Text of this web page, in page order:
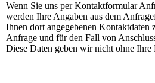
Wenn Sie uns per Kontaktformular
werden Ihre Angaben aus dem
Ihnen dort angegebenen Kontaktdaten
Anfrage und für den Fall von
Diese Daten geben wir nicht ohne